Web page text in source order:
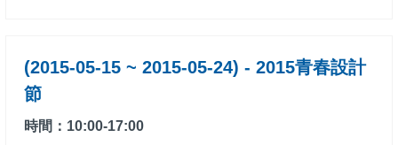
(2015-05-15 ~ 2015-05-24) - 2015青春設計
節
時間：10:00-17:00